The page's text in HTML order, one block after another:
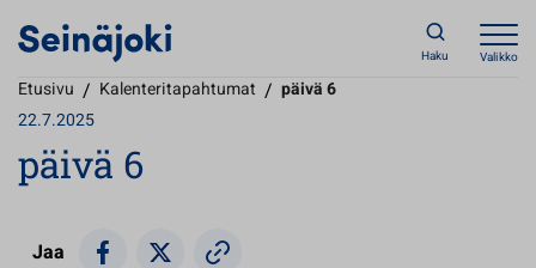
Haku Valikko
Etusivu / Kalenteritapahtumat / päivä 6
22.7.2025
päivä 6
Jaa